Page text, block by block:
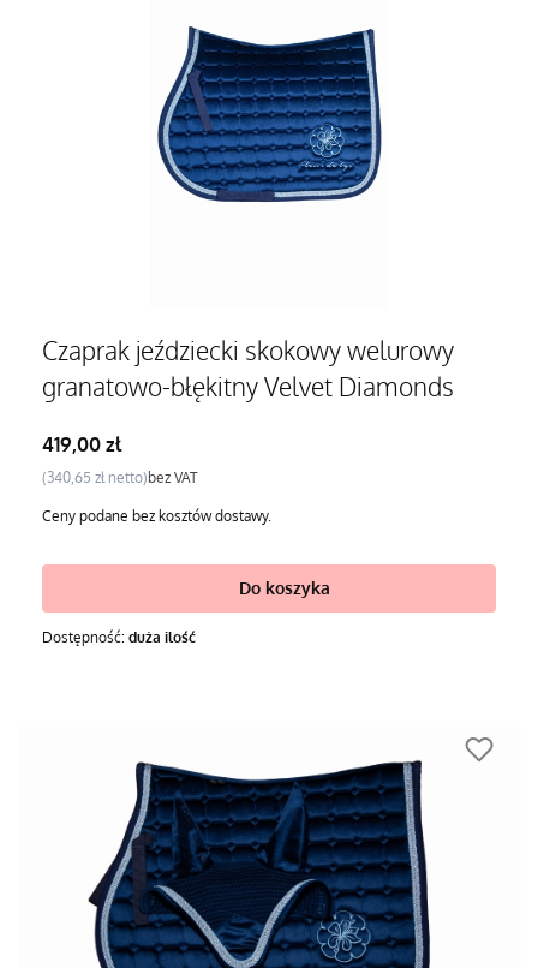
Czaprak jeździecki skokowy welurowy
granatowo-błękitny Velvet Diamonds
Cena
419,00 zł
Cena
340,65 zł bez VAT
Ceny podane bez kosztów dostawy.
Do koszyka
Dostępność: duża ilość